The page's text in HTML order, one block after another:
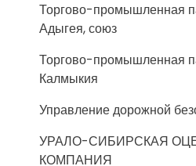
Торгово-промышленная
Адыгея, союз
Торгово-промышленная
Калмыкия
Управление дорожной
УРАЛО-СИБИРСКАЯ
КОМПАНИЯ